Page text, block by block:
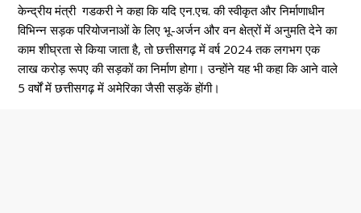
केन्द्रीय मंत्री गडकरी ने कहा कि यदि एन.एच. की स्वीकृत और निर्माणाधीन
विभिन्न सड़क परियोजनाओं के लिए भू-अर्जन और वन क्षेत्रों में अनुमति देने का
काम शीघ्रता से किया जाता है, तो छत्तीसगढ़ में वर्ष 2024 तक लगभग एक
लाख करोड़ रूपए की सड़कों का निर्माण होगा। उन्होंने यह भी कहा कि आने वाले
5 वर्षों में छत्तीसगढ़ में अमेरिका जैसी सड़कें होंगी।